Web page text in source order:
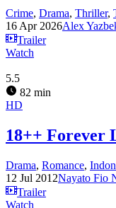
Crime, Drama, Thriller,
16 Apr 2026Alex
Trailer
Watch
5.5
82 min
HD
18++ Forever
Drama, Romance,
12 Jul 2012Nayato Fio
Trailer
Watch